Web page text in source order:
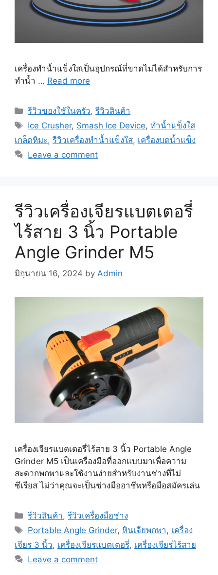
เครื่องทำน้ำแข็งใสเป็นอุปกรณ์ที่ขาดไม่ได้สำหรับการ
ทำน้ำ … Read more
Categories
รีวิวของใช้ในครัว,รีวิวสินค้า
Tags
Ice Crusher, Smash Ice Device,ทำน้ำแข็งใส
เกล็ดหิมะ,รีวิวเครื่องทำน้ำแข็งใส, เครื่องบดน้ำแข็ง
Leave a comment
รีวิวเครื่องเจียรแบตเตอรี่
ไร้สาย 3 นิ้ว Portable
Angle Grinder M5
มิถุนายน 16, 2024 by Admin
เครื่องเจียรแบตเตอรี่ไร้สาย 3 นิ้ว Portable Angle
Grinder M5 เป็นเครื่องมือที่ออกแบบมาเพื่อความ
สะดวกพกพาและใช้งานง่ายสำหรับงานช่างที่ไม่
ซีเรียส ไม่ว่าคุณจะเป็นช่างมืออาชีพหรือมือสมัครเล่น
Categories
รีวิวสินค้า ,รีวิวเครื่องมือช่าง
Tags
Portable Angle Grinder, หินเจียพกพา , เครื่อง
เจียร 3 นิ้ว, เครื่องเจียรแบตเตอรี่, เครื่องเจียรไร้สาย
Leave a comment